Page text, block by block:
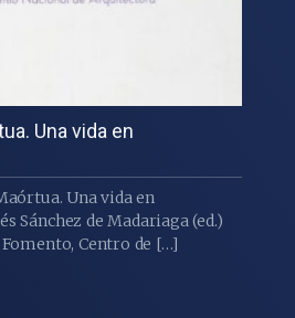
Una vida en
Una vida en
Sánchez de Madariaga (ed.)
Centro de […]